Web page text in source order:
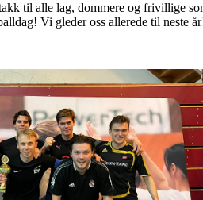
til alle lag, dommere og frivillige
Vi gleder oss allerede til neste